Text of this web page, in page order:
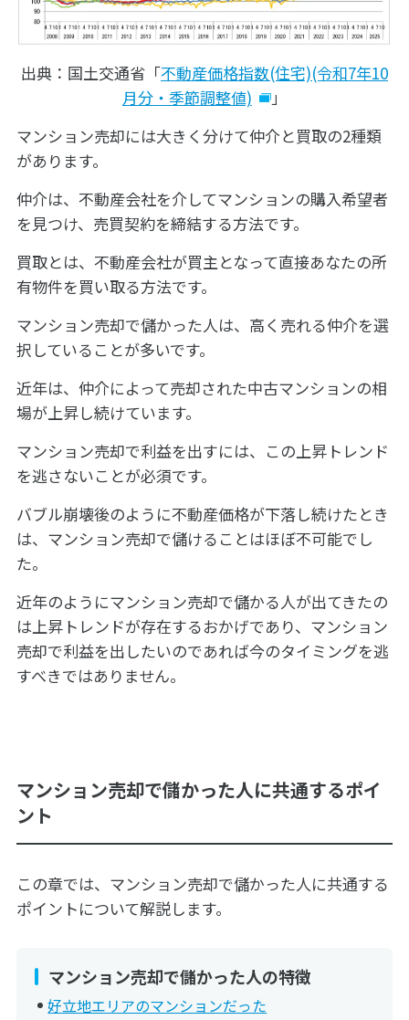
出典：国土交通省「不動産価格指数(住宅)(令和7年10
月分・季節調整値)
」
マンション売却には大きく分けて仲介と買取の2種類
があります。
仲介は、不動産会社を介してマンションの購入希望者
を見つけ、売買契約を締結する方法です。
買取とは、不動産会社が買主となって直接あなたの所
有物件を買い取る方法です。
マンション売却で儲かった人は、高く売れる仲介を選
択していることが多いです。
近年は、仲介によって売却された中古マンションの相
場が上昇し続けています。
マンション売却で利益を出すには、この上昇トレンド
を逃さないことが必須です。
バブル崩壊後のように不動産価格が下落し続けたとき
は、マンション売却で儲けることはほぼ不可能でし
た。
近年のようにマンション売却で儲かる人が出てきたの
は上昇トレンドが存在するおかげであり、マンション
売却で利益を出したいのであれば今のタイミングを逃
すべきではありません。
マンション売却で儲かった人に共通するポイ
ント
この章では、マンション売却で儲かった人に共通する
ポイントについて解説します。
マンション売却で儲かった人の特徴
好立地エリアのマンションだった